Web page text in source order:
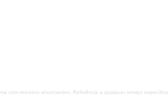
com terceiros anunciantes. Referência a qualquer serviço